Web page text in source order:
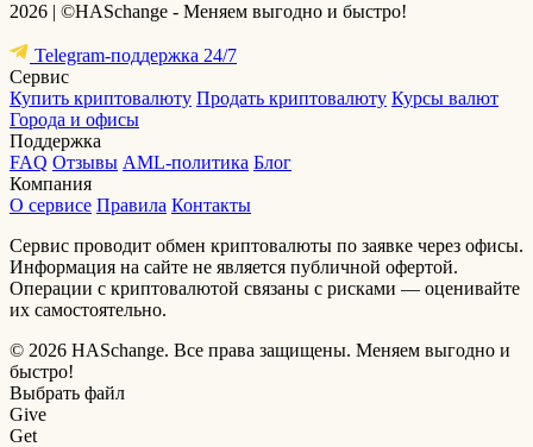
2026 | ©HASchange - Меняем выгодно и быстро!
Telegram-поддержка 24/7
Сервис
Купить криптовалюту Продать криптовалюту Курсы валют
Города и офисы
Поддержка
FAQ Отзывы AML-политика Блог
Компания
О сервисе Правила Контакты
Сервис проводит обмен криптовалюты по заявке через офисы.
Информация на сайте не является публичной офертой.
Операции с криптовалютой связаны с рисками — оценивайте
их самостоятельно.
© 2026 HASchange. Все права защищены. Меняем выгодно и
быстро!
Выбрать файл
Give
Get